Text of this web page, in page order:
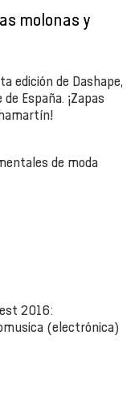
molonas y
edición de Dashape,
España. ¡Zapas
de moda
2016:
(electrónica)